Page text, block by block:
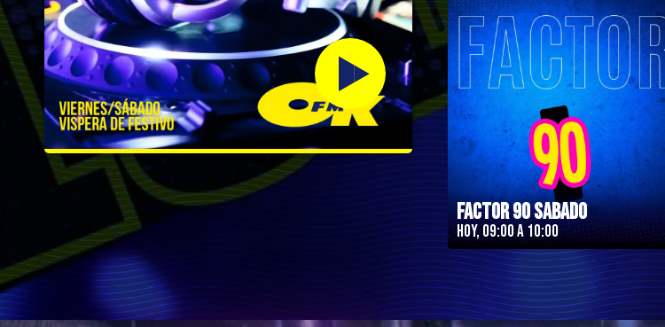
Factor 90 Sabado
Hoy, 09:00 a 10:00